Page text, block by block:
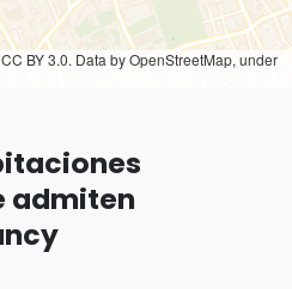
BY 3.0. Data by OpenStreetMap, under
admiten